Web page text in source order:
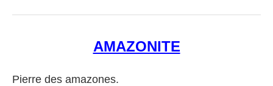
AMAZONITE
Pierre des amazones.